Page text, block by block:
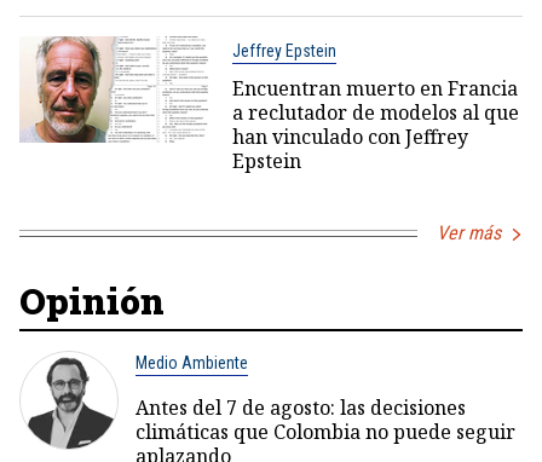
Jeffrey Epstein
Encuentran muerto en Francia
a reclutador de modelos al que
han vinculado con Jeffrey
Epstein
Ver más
Opinión
Medio Ambiente
Antes del 7 de agosto: las decisiones
climáticas que Colombia no puede seguir
aplazando